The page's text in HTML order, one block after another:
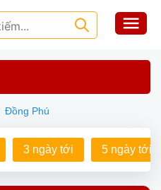
Đồng Phú
3 ngày tới 5 ngày tới